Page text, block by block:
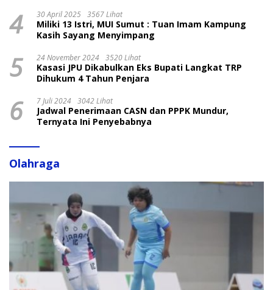
4 30 April 2025 3567 Lihat
Miliki 13 Istri, MUI Sumut : Tuan Imam Kampung
Kasih Sayang Menyimpang
5 24 November 2024 3520 Lihat
Kasasi JPU Dikabulkan Eks Bupati Langkat TRP
Dihukum 4 Tahun Penjara
6 7 Juli 2024 3042 Lihat
Jadwal Penerimaan CASN dan PPPK Mundur,
Ternyata Ini Penyebabnya
Olahraga